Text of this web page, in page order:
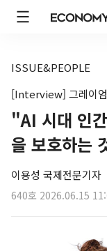
ISSUE&PEOPLE
[Interview] 그레이엄
"AI 시대 인
을 보호하는
이용성 국제전문기자
640호 2026.06.15